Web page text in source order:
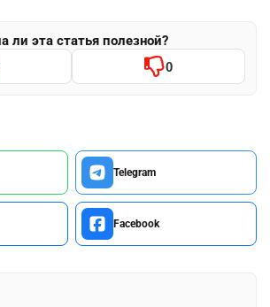
ли эта статья полезной?
0
Telegram
Facebook